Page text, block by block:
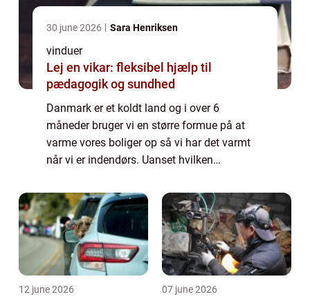
30 june 2026 Sara Henriksen
vinduer
Lej en vikar: fleksibel hjælp til
pædagogik og sundhed
Danmark er et koldt land og i over 6
måneder bruger vi en større formue på at
varme vores boliger op så vi har det varmt
når vi er indendørs. Uanset hvilken
det også vigtigt at vi har en bolig hvor så
lidt...
12 june 2026 07 june 2026